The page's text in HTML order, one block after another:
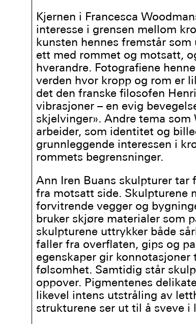
Kjernen i Francesca
interesse i grensen mellom
kunsten hennes fremstår
ett med rommet og motsatt,
hverandre. Fotografiene
verden hvor kropp og rom er
det den franske filosofen
vibrasjoner – en evig
skjelvinger». Andre tema
arbeider, som identitet og
grunnleggende interessen i
rommets begrensninger.
Ann Iren Buans skulpturer tar
fra motsatt side. Skulpturene
forvitrende vegger og
bruker skjøre materialer som
skulpturene uttrykker både
faller fra overflaten, gips og
egenskaper gir
følsomhet. Samtidig står
oppover. Pigmentenes
likevel intens utstråling av
strukturene ser ut til å sveve i